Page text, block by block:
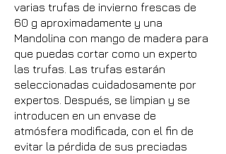
varias trufas de invierno frescas de
60 g aproximadamente y una
Mandolina con mango de madera para
que puedas cortar como un experto
las trufas. Las trufas estarán
seleccionadas cuidadosamente por
expertos. Después, se limpian y se
introducen en un envase de
atmósfera modificada, con el fin de
evitar la pérdida de sus preciadas